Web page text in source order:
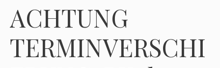
ACHTUNG
TERMINVERSCHI